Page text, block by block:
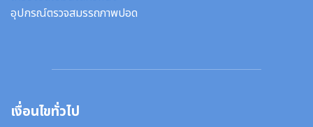
อุปกรณ์ตรวจสมรรถภาพปอด
เงื่อนไขทั่วไป